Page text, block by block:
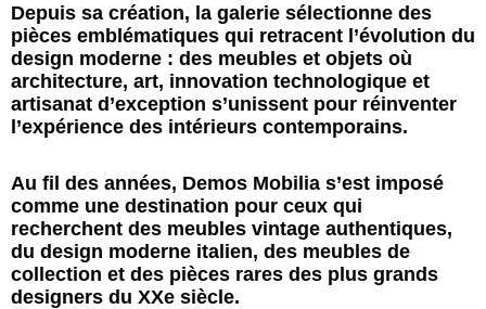
Depuis sa création, la galerie sélectionne des
pièces emblématiques qui retracent l’évolution du
design moderne : des meubles et objets où
architecture, art, innovation technologique et
artisanat d’exception s’unissent pour réinventer
l’expérience des intérieurs contemporains.
Au fil des années, Demos Mobilia s’est imposé
comme une destination pour ceux qui
recherchent des meubles vintage authentiques,
du design moderne italien, des meubles de
collection et des pièces rares des plus grands
designers du XXe siècle.